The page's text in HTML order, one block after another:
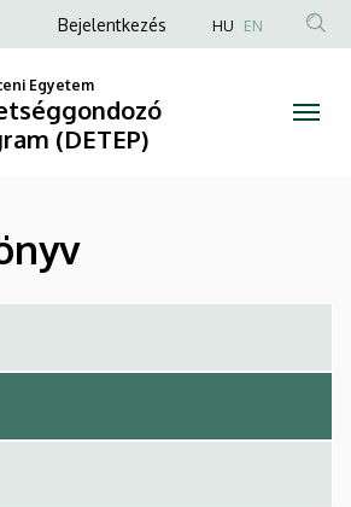
Anonim
fiók
menüje
Bejelentkezés HU EN
Egyetem
(DETEP)